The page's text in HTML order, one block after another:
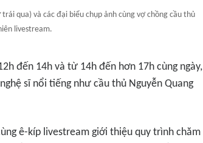
qua) và các đại biểu chụp ảnh cùng vợ chồng cầu thủ
livestream.
đến 14h và từ 14h đến hơn 17h cùng ngày,
sĩ nổi tiếng như cầu thủ Nguyễn Quang
ê-kíp livestream giới thiệu quy trình chăm